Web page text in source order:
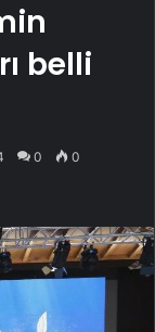
belli
0 0